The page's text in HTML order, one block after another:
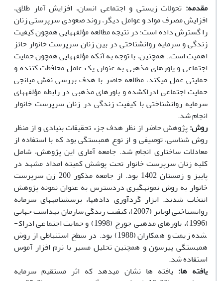
مقدمه: تحولات زیستی و اجتماعی انسان، افزایش آمار طلاق،
افزایش مصرف مواد و عوامل دیگر، روند صعودی سرپرستی زنان
را گسترش داده است؛ در نتیجه مطالعه مؤلفه­هایی همچون کیفیت
زندگی و سرمایه روانشناختی در بین زنان سرپرست خانوار حائز
اهمیت است،. همچنین، با توجه به آنکه مؤلفه­هایی همچون حمایت
اجتماعی و یاورهای مذهبی به عنوان یک عامل محافظت کننده و
حمایتی عمل می­کند، مطالعه حاضر با هدف بررسی نقش میانجی
حمایت اجتماعی ادراک­شده و باورهای مذهبی در رابطه مؤلفه­های
سرمایه روانشناختی با کیفیت زندگی در زنان سرپرست خانوار
انجام شد.
روش:پژوهش حاضر از نظر هدف جزء تحقیقات بنیادی و از منظر
روش شناسی، توصیفی و از نوع همبستگی بود که با استفاده از
معادلات ساختاری انجام شد. جامعه آماری این پژوهش، شامل
کلیه زنان سرپرست خانوار تحت پوشش کمیته امداد مشهد در
پاییز و زمستان 1402 بود. از جامعه مذکور 200 زن سرپرست
خانوار به روش نمونه­گیری دردسترس به عنوان نمونه پژوهش
انتخاب شدند. ابزار گردآوری داده­ها، پرسشنامه­های سرمایه
روانشناختی لوتانز (2007)، کیفیت زندگی سازمان بهداشت جهانی
(1996)، باورهای مذهبی جورج (1998) و حمایت اجتماعی ادراک­
شده زیمت و همکاران (1988) بود. در ﺳﻄﺢ اﺳﺘﻨﺒﺎﻃﯽ از روش
همبستگی پیرسون و همچنین تحلیل مسیر با نرم افزار آموس
استفاده شد.
یافته­ ها: یافته­ ها نشان می­دهد که اثر مستقیم سرمایه